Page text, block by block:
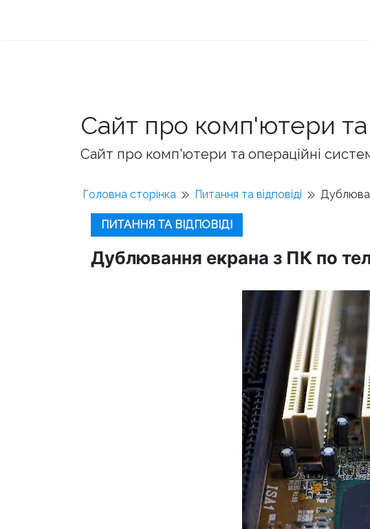
Сайт про комп'ютери та
Сайт про комп'ютери та операційні
Головна сторінка Питання та відповіді
ПИТАННЯ ТА ВІДПОВІДІ
Дублювання екрана з ПК по